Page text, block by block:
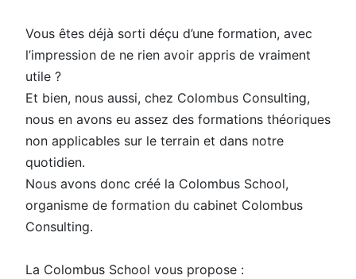
Vous êtes déjà sorti déçu d’une formation, avec
l’impression de ne rien avoir appris de vraiment
utile ?
Et bien, nous aussi, chez Colombus Consulting,
nous en avons eu assez des formations théoriques
non applicables sur le terrain et dans notre
quotidien.
Nous avons donc créé la Colombus School,
organisme de formation du cabinet Colombus
Consulting.
La Colombus School vous propose :